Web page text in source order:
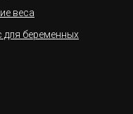
веса
для беременных